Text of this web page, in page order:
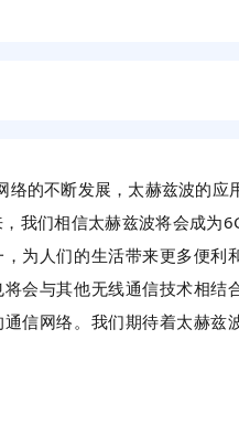
的不断发展，太赫兹波的应
我们相信太赫兹波将会成为
为人们的生活带来更多便利
会与其他无线通信技术相结
信网络。我们期待着太赫兹